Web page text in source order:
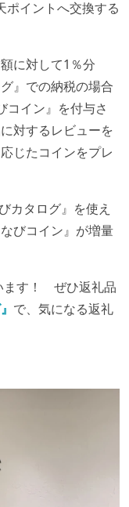
イントへ交換する
に対して1％分
』での納税の場合
コイン』を付与さ
対するレビューを
じたコインをプレ
カタログ』を使え
びコイン』が増量
ます！ ぜひ返礼品
で、気になる返礼